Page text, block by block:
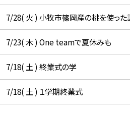
7/28( 火 ) 小牧市篠岡産の桃を使った
7/23( 木 ) One teamで夏休みも
7/18( 土 ) 終業式の学
7/18( 土 ) １学期終業式